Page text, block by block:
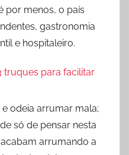
por menos, o país
gastronomia
e hospitaleiro.
truques para facilitar
odeia arrumar mala;
só de pensar nesta
arrumando a